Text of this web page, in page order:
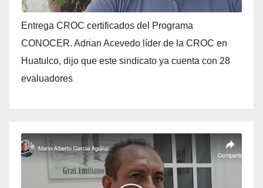
Entrega CROC certificados del Programa
CONOCER. Adrian Acevedo líder de la CROC en
Huatulco, dijo que este sindicato ya cuenta con 28
evaluadores